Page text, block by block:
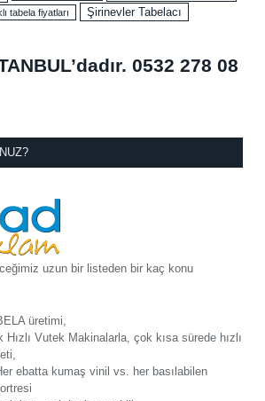
tabela fiyatları Şirinevler Tabelacı
0532 278 08
uzun bir listeden bir kaç konu
üretimi,
Vutek Makinalarla, çok kısa sürede hızlı
ebatta kumaş vinil vs. her basılabilen